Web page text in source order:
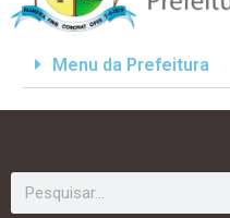
Menu da Prefeitura